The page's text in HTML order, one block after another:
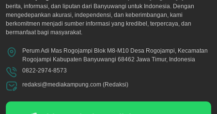
berita, informasi, dan liputan dari Banyuwangi untuk Indonesia. Dengan
mengedepankan akurasi, independensi, dan keberimbangan, kami
berkomitmen menjadi sumber informasi yang kredibel, terpercaya, dan
bermanfaat bagi masyarakat.
Perum Adi Mas Rogojampi Blok M8-M10 Desa Rogojampi, Kecamatan
Rogojampi Kabupaten Banyuwangi 68462 Jawa Timur, Indonesia
0822-2974-8573
redaksi@mediakampung.com (Redaksi)